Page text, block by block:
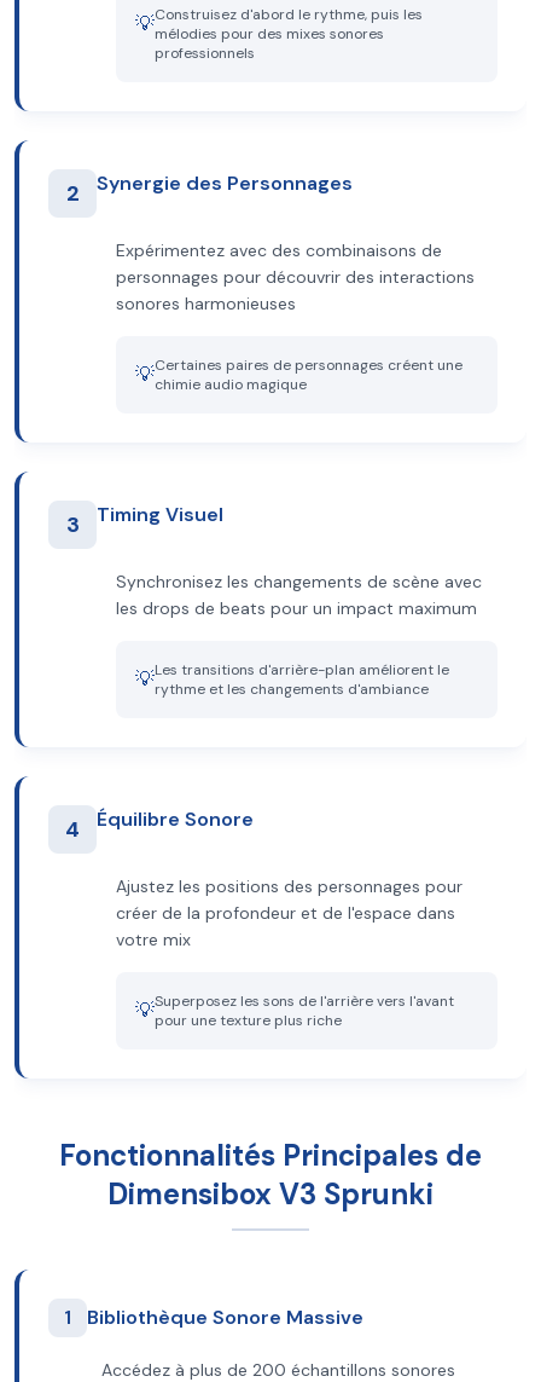
💡Construisez d'abord le rythme, puis les
mélodies pour des mixes sonores
professionnels
2 Synergie des Personnages
Expérimentez avec des combinaisons de
personnages pour découvrir des interactions
sonores harmonieuses
💡Certaines paires de personnages créent une
chimie audio magique
3 Timing Visuel
Synchronisez les changements de scène avec
les drops de beats pour un impact maximum
💡Les transitions d'arrière-plan améliorent le
rythme et les changements d'ambiance
4 Équilibre Sonore
Ajustez les positions des personnages pour
créer de la profondeur et de l'espace dans
votre mix
💡Superposez les sons de l'arrière vers l'avant
pour une texture plus riche
Fonctionnalités Principales de
Dimensibox V3 Sprunki
1 Bibliothèque Sonore Massive
Accédez à plus de 200 échantillons sonores